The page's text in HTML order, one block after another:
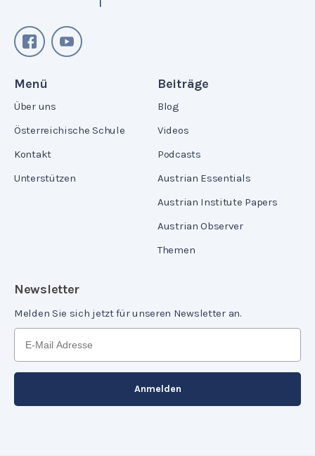
Menü
Über uns
Österreichische Schule
Kontakt
Unterstützen
Beiträge
Blog
Videos
Podcasts
Austrian Essentials
Austrian Institute Papers
Austrian Observer
Themen
Newsletter
Melden Sie sich jetzt für unseren Newsletter an.